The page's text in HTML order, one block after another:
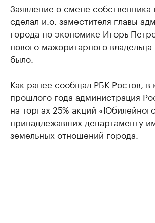
Заявление о смене собственника
сделал и.о. заместителя главы
города по экономике Игорь
нового мажоритарного владельца
было.
Как ранее сообщал РБК Ростов, в
прошлого года администрация
на торгах 25% акций
принадлежавших департаменту
земельных отношений города.